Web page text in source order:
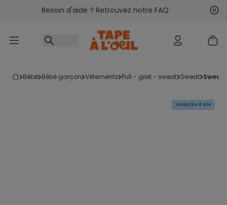
Accéder au contenu
Besoin d'aide ? Retrouvez notre FAQ
bébé bébé garçon vêtements pull - gilet - sweat sweat
Jusqu'au 4 ans